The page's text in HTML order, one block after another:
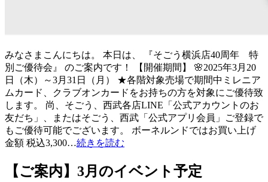
みなさまこんにちは。 本日は、 『そごう横浜店40周年 特
別ご優待会』 のご案内です！ 【開催期間】 🌸2025年3月20
日（木）～3月31日（月） ★各階対象売場で期間中ミレニア
ムカード、クラブオンカードをお持ちの方を対象にご優待致
します。 尚、そごう、西武各店LINE「公式アカウントのお
友だち」、またはそごう、西武「公式アプリ会員」ご登録で
もご優待可能でございます。 ボーネルンドではお買い上げ
金額 税込3,300…続きを読む
【ご案内】3月のイベント予定